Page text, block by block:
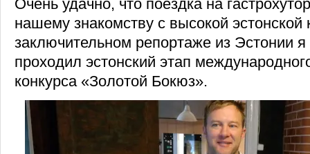
Очень удачно, что поездка на
нашему знакомству с высокой эстонской
заключительном репортаже из Эстонии я
проходил эстонский этап
конкурса «Золотой Бокюз».